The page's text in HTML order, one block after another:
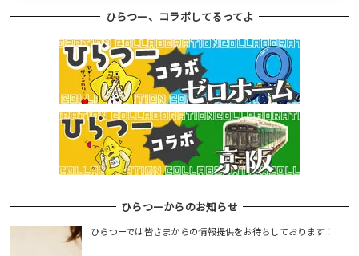
ひらつー、コラボしてるってよ
ひらつーからのお知らせ
ひらつーでは皆さまからの情報提供をお待ちしております！